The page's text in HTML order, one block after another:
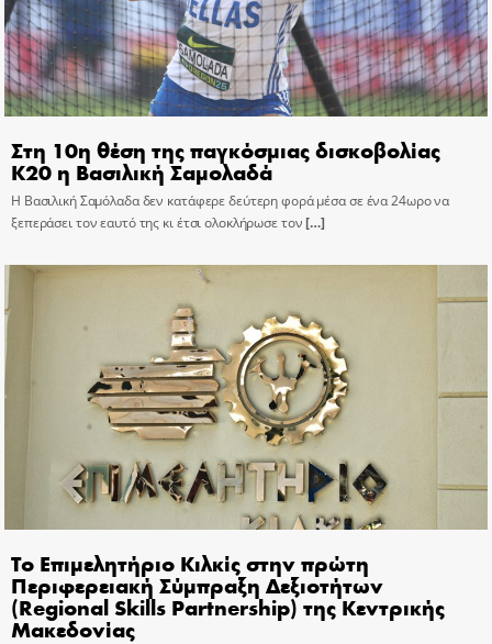
Στη 10η θέση της παγκόσμιας δισκοβολίας
Κ20 η Βασιλική Σαμολαδά
Η Βασιλική Σαμόλαδα δεν κατάφερε δεύτερη φορά μέσα σε ένα 24ωρο να
ξεπεράσει τον εαυτό της κι έτσι ολοκλήρωσε τον[…]
Το Επιμελητήριο Κιλκίς στην πρώτη
Περιφερειακή Σύμπραξη Δεξιοτήτων
(Regional Skills Partnership) της Κεντρικής
Μακεδονίας